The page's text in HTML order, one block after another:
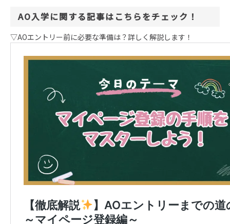
AO入学に関する記事はこちらをチェック！
▽AOエントリー前に必要な準備は？詳しく解説します！